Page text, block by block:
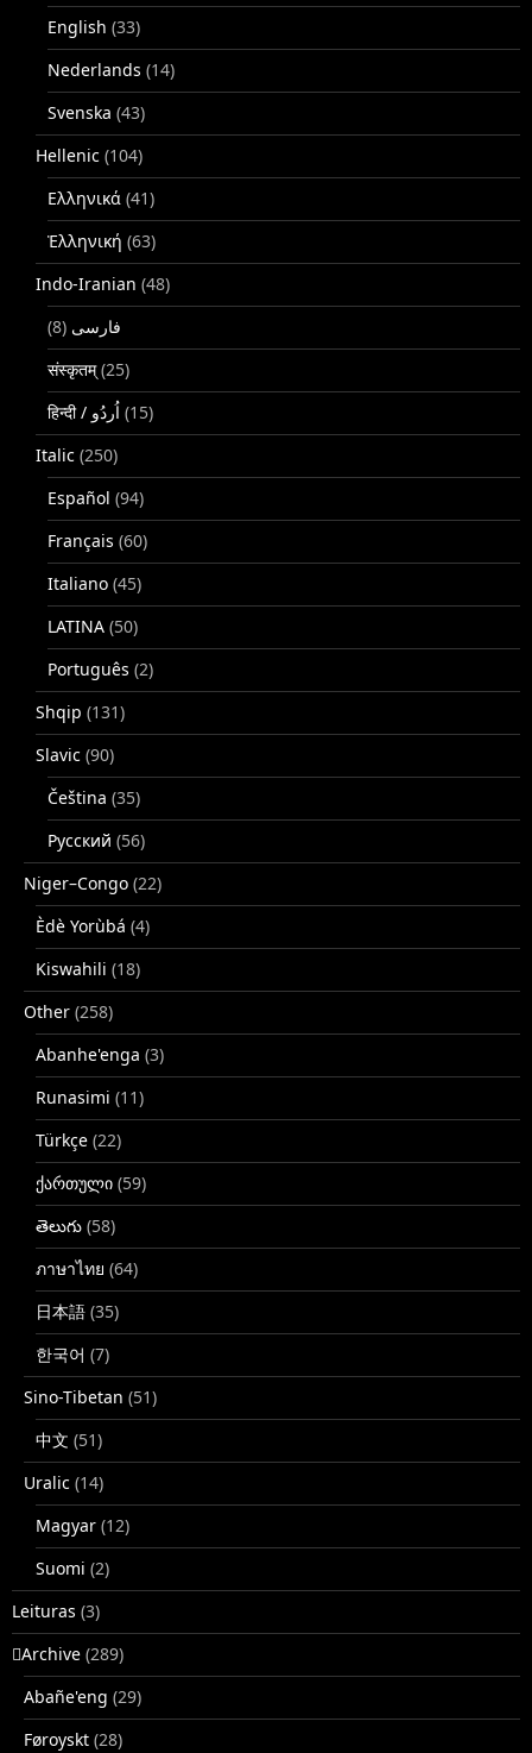
English (33)
Nederlands (14)
Svenska (43)
Hellenic (104)
Ελληνικά (41)
Ἑλληνική (63)
Indo-Iranian (48)
فارسی (8)
संस्कृतम्(25)
(15)
Italic (250)
Español (94)
Français (60)
Italiano (45)
LATINA (50)
Português (2)
Shqip (131)
Slavic (90)
Čeština (35)
Русский (56)
Niger–Congo (22)
Èdè Yorùbá (4)
Kiswahili (18)
Other (258)
Abanhe'enga (3)
Runasimi (11)
Türkçe (22)
ქართული (59)
తెలుగు (58)
ภาษาไทย (64)
日本語 (35)
한국어 (7)
Sino-Tibetan (51)
中文 (51)
Uralic (14)
Magyar (12)
Suomi (2)
Leituras (3)
􏿽Archive (289)
Abañe'eng (29)
Føroyskt (28)